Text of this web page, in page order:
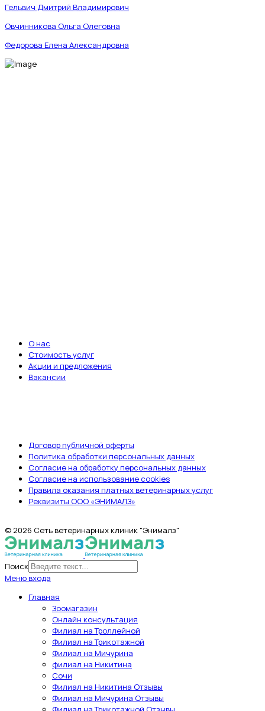
Гельвич Дмитрий Владимирович
Овчинникова Ольга Олеговна
Федорова Елена Александровна
О нас
Стоимость услуг
Акции и предложения
Вакансии
Договор публичной оферты
Политика обработки персональных данных
Согласие на обработку персональных данных
Согласие на использование cookies
Правила оказания платных ветеринарных услуг
Реквизиты ООО «ЭНИМАЛЗ»
© 2026 Сеть ветеринарных клиник "Энималз"
Поиск
Меню входа
Главная
Зоомагазин
Онлайн консультация
Филиал на Троллейной
Филиал на Трикотажной
Филиал на Мичурина
филиал на Никитина
Сочи
Филиал на Никитина Отзывы
Филиал на Мичурина Отзывы